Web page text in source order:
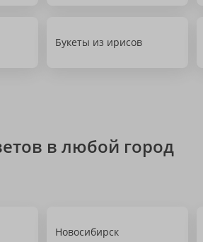
Букеты из ирисов
в любой город
Новосибирск